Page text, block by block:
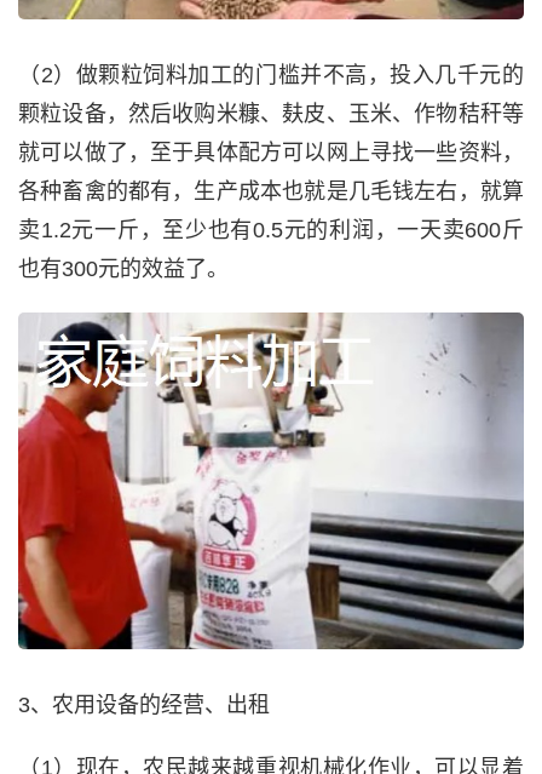
（2）做颗粒饲料加工的门槛并不高，投入几千元的
颗粒设备，然后收购米糠、麸皮、玉米、作物秸秆等
就可以做了，至于具体配方可以网上寻找一些资料，
各种畜禽的都有，生产成本也就是几毛钱左右，就算
卖1.2元一斤，至少也有0.5元的利润，一天卖600斤
也有300元的效益了。
3、农用设备的经营、出租
（1）现在，农民越来越重视机械化作业，可以显着